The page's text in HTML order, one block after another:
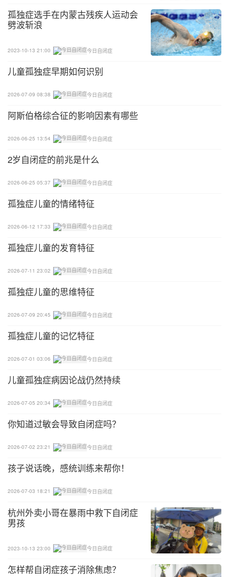
任宽容，这样的效果似乎比根本不采取行动还要糟
些。人们普遍发现，前后不一致的方法比过分严格或
过分宽容所产生的困难更多。可是始终一致是难以办
去管那些并不特别不方便的行为问题。这种妥协会产
生适当松弛的气愤，也能让孩子认识到，存在着种种
孤独症选手在内蒙古残疾人运动会
劈波斩浪
2023-10-13 21:00 今日自闭症
儿童孤独症早期如何识别
2026-07-09 08:38 今日自闭症
阿斯伯格综合征的影响因素有哪些
2026-06-25 13:54 今日自闭症
2岁自闭症的前兆是什么
2026-06-25 05:37 今日自闭症
孤独症儿童的情绪特征
2026-06-12 17:33 今日自闭症
孤独症儿童的发育特征
2026-07-11 23:02 今日自闭症
孤独症儿童的思维特征
2026-07-09 20:45 今日自闭症
孤独症儿童的记忆特征
2026-07-01 03:06 今日自闭症
儿童孤独症病因论战仍然持续
2026-07-05 20:34 今日自闭症
你知道过敏会导致自闭症吗？
2026-07-02 23:21 今日自闭症
孩子说话晚，感统训练来帮你！
2026-07-03 18:21 今日自闭症
杭州外卖小哥在暴雨中救下自闭症
男孩
2023-10-13 23:00 今日自闭症
怎样帮自闭症孩子消除焦虑？